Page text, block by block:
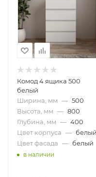
Комод 4 ящика 500
белый
Ширина, мм — 500
Высота, мм — 800
Глубина, мм — 400
Цвет корпуса — белый
Цвет фасада — белый
в наличии